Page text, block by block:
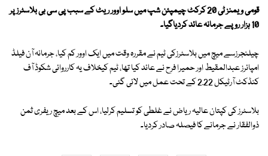
قومی ویمنز ٹی 20 کرکٹ چیمپئن شپ میں سلو اوور ریٹ کے سبب پی سی بی بلاسٹرز پر
10 ہزار روپے جرمانہ عائد کردیاگیا۔
چیلنجرزسے میچ میں بلاسٹرزکی ٹیم نے مقررہ وقت میں ایک اوور کم کیا، جرمانہ آن فیلڈ
امپائرز عبدالمقیط اور حمیرا فرح نے عائد کیا تھا، ٹیم کیخلاف یہ کارروائی شکوڈ آف
کنڈکٹ آرٹیکل 2.22 کے تحت عمل میں لائی گئی۔
بلاسٹرز کی کپتان عالیہ ریاض نے غلطی کو تسلیم کرلیا، اس کے بعد میچ ریفری ثمن
ذوالفقار نے جرمانے کا فیصلہ صادر کردیا۔